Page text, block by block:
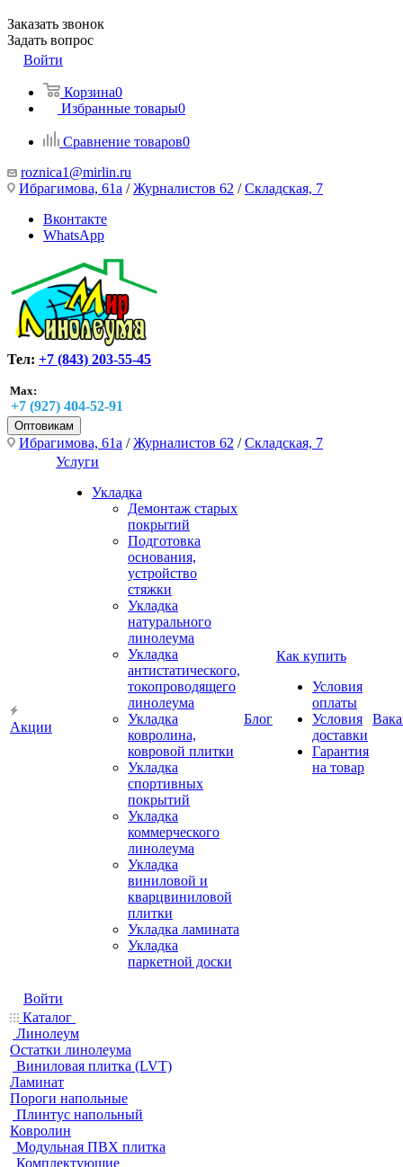
Заказать звонок
Задать вопрос
Войти
Корзина0
Избранные товары0
Сравнение товаров0
roznica1@mirlin.ru
Ибрагимова, 61а /Журналистов 62 /Складская, 7
Вконтакте
WhatsApp
Тел: +7 (843) 203-55-45
Max:
+7 (927) 404-52-91
Оптовикам
Ибрагимова, 61а /Журналистов 62 /Складская, 7
Акции
Услуги
Укладка
Демонтаж старых
покрытий
Подготовка
основания,
устройство
стяжки
Укладка
натурального
линолеума
Укладка
антистатического,
токопроводящего
линолеума
Укладка
ковролина,
ковровой плитки
Укладка
спортивных
покрытий
Укладка
коммерческого
линолеума
Укладка
виниловой и
кварцвиниловой
плитки
Укладка ламината
Укладка
паркетной доски
Блог
Как купить
Условия
оплаты
Условия
доставки
Гарантия
на товар
Войти
Каталог
Линолеум
Остатки линолеума
Виниловая плитка (LVT)
Ламинат
Пороги напольные
Плинтус напольный
Ковролин
Модульная ПВХ плитка
Комплектующие